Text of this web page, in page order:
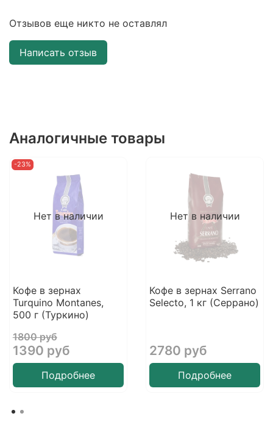
Отзывов еще никто не оставлял
Написать отзыв
Аналогичные товары
Нет в наличии
-23%
Кофе в зернах
Turquino Montanes,
500 г (Туркино)
1800 руб
1390 руб
Подробнее
Нет в наличии
Кофе в зернах Serrano
Selecto, 1 кг (Серрано)
2780 руб
Подробнее